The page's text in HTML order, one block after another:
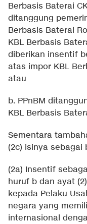
Berbasis Baterai
ditanggung
Berbasis Baterai
KBL Berbasis
diberikan insentif
atas impor KBL
atau
b. PPnBM
KBL Berbasis
Sementara
(2c) isinya sebagai
(2a) Insentif
huruf b dan ayat
kepada Pelaku
negara yang
internasional